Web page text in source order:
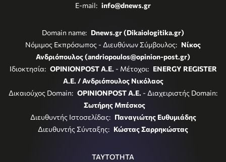
E-mail: info@dnews.gr
Domain name: Dnews.gr (Dikaiologitika.gr)
Νόμιμος Εκπρόσωπος - Διευθύνων Σύμβουλος: Νίκος
Ανδριόπουλος (andriopoulos@opinion-post.gr)
Ιδιοκτησία: OPINIONPOST A.E. - Μέτοχοι: ENERGY REGISTER
Α.Ε. / Ανδριόπουλος Νικόλαος
Δικαιούχος Domain: OPINIONPOST A.E. - Διαχειριστής Domain:
Σωτήρης Μπέσκος
Διευθυντής Ιστοσελίδας: Παναγιώτης Ευθυμιάδης
Διευθυντής Σύνταξης: Κώστας Σαρρηκώστας
ΤΑΥΤΟΤΗΤΑ